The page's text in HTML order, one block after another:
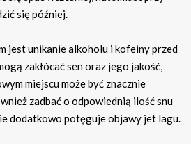
się później.
jest unikanie alkoholu i kofeiny przed
zakłócać sen oraz jego jakość,
miejscu może być znacznie
zadbać o odpowiednią ilość snu
dodatkowo potęguje objawy jet lagu.